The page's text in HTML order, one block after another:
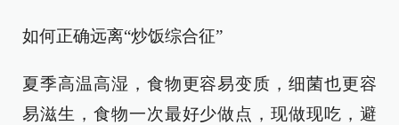
如何正确远离“炒饭综合征”
夏季高温高湿，食物更容易变质，细菌也更容
易滋生，食物一次最好少做点，现做现吃，避